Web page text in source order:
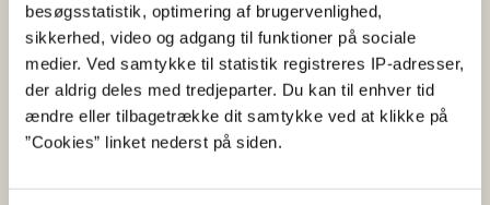
besøgsstatistik, optimering af brugervenlighed,
sikkerhed, video og adgang til funktioner på sociale
medier. Ved samtykke til statistik registreres IP-adresser,
der aldrig deles med tredjeparter. Du kan til enhver tid
ændre eller tilbagetrække dit samtykke ved at klikke på
”Cookies” linket nederst på siden.
Kontakt
Planter & Biosikkerhed
Tlf: 33 95 80 00
Mail:Planter&Biosikkerhed-@lbst.dk